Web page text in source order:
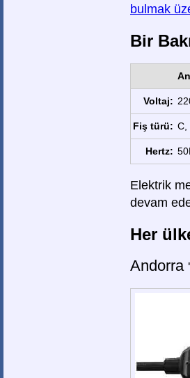
bulmak
Bir
Voltaj:
Fiş türü: C,
Hertz:
Elektrik
devam
Her
Andorra